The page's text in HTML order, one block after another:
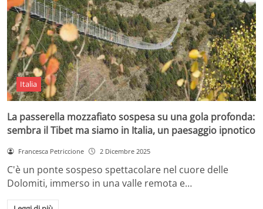
Italia
La passerella mozzafiato sospesa su una gola profonda:
sembra il Tibet ma siamo in Italia, un paesaggio ipnotico
Francesca Petriccione 2 Dicembre 2025
C'è un ponte sospeso spettacolare nel cuore delle
Dolomiti, immerso in una valle remota e…